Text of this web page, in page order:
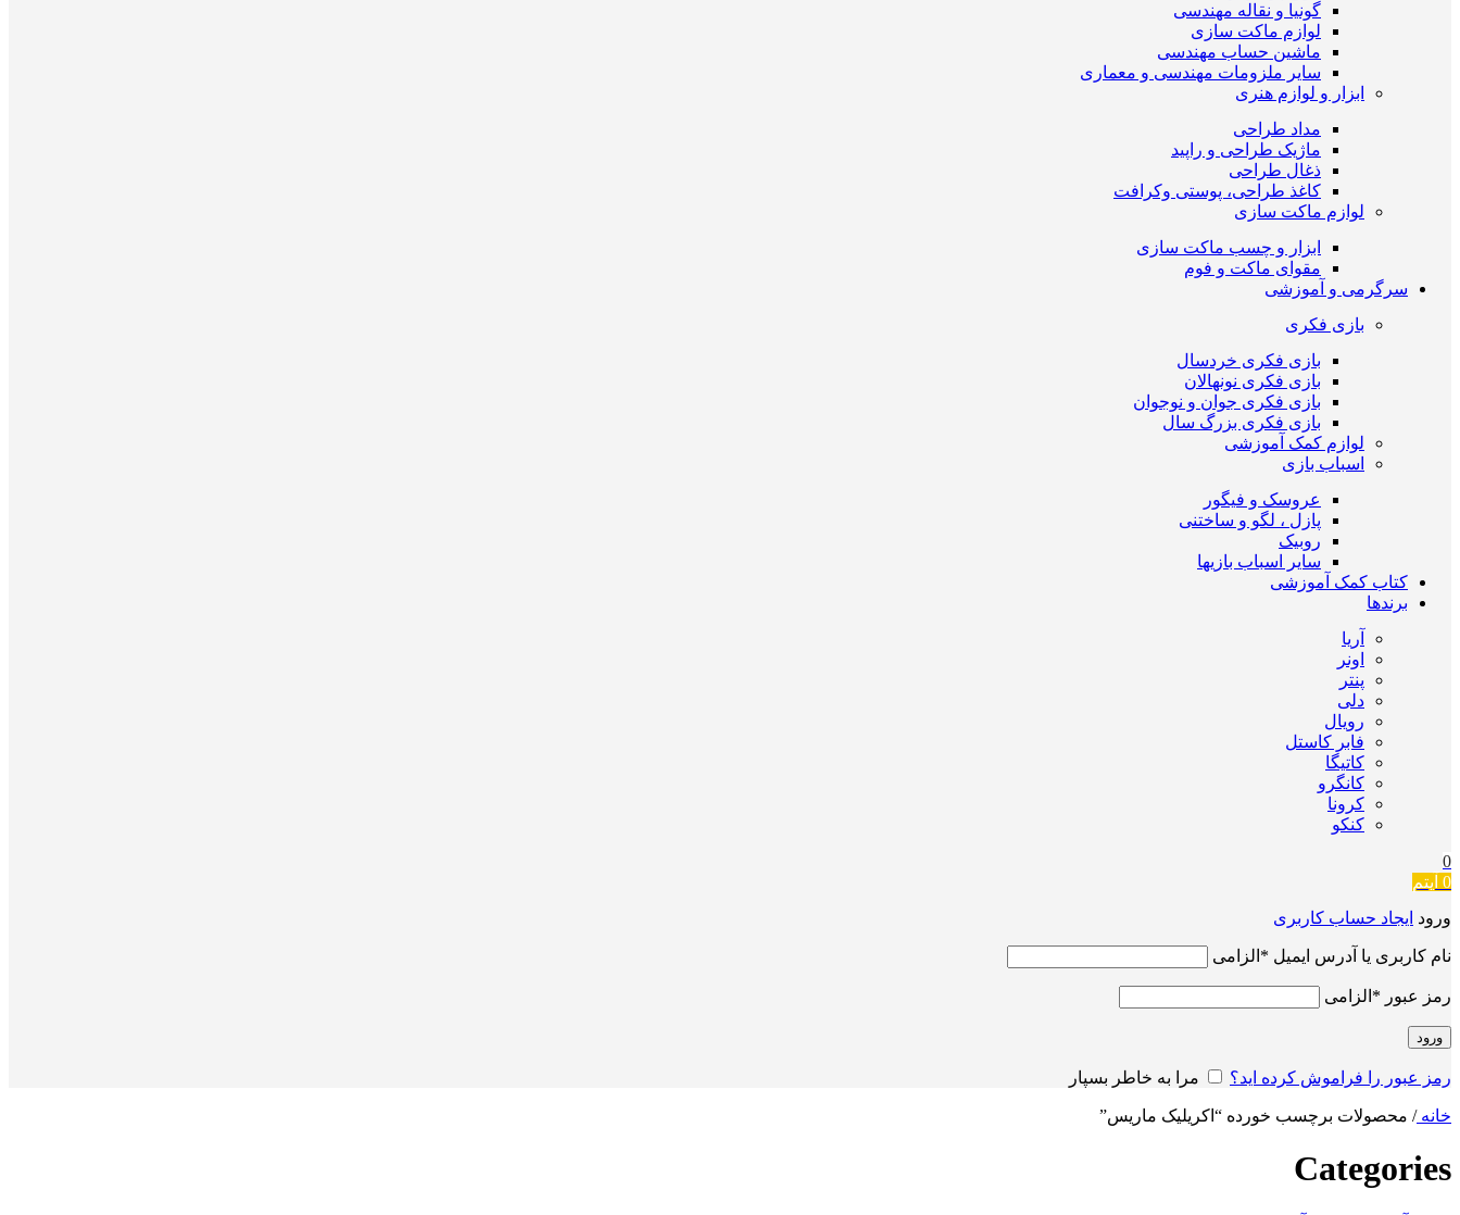
گونیا و نقاله مهندسی
لوازم ماکت سازی
ماشین حساب مهندسی
سایر ملزومات مهندسی و معماری
ابزار و لوازم هنری
مداد طراحی
ماژیک طراحی و راپید
ذغال طراحی
کاغذ طراحی، پوستی وکرافت
لوازم ماکت سازی
ابزار و چسب ماکت سازی
مقوای ماکت و فوم
سرگرمی و آموزشی
بازی فکری
بازی فکری خردسال
بازی فکری نونهالان
بازی فکری جوان و نوجوان
بازی فکری بزرگ سال
لوازم کمک آموزشی
اسباب بازی
عروسک و فیگور
پازل ، لگو و ساختنی
روبیک
سایر اسباب بازیها
کتاب کمک آموزشی
برندها
آریا
اونر
پنتر
دلی
رویال
فابر کاستل
کاتیگا
کانگرو
کرونا
کنکو
0
0 آیتم
ورود ایجاد حساب کاربری
نام کاربری یا آدرس ایمیل * الزامی
رمز عبور * الزامی
ورود
رمز عبور را فراموش کرده اید؟ مرا به خاطر بسپار
خانه/ محصولات برچسب خورده “اکریلیک ماریس”
Categories